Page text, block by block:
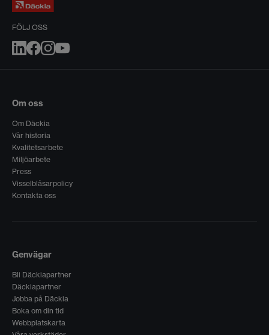
FÖLJ OSS
Om oss
Om Däckia
Vår historia
Kvalitetsarbete
Miljöarbete
Press
Visselblåsarpolicy
Kontakta oss
Genvägar
Bli Däckiapartner
Däckiapartner
Jobba på Däckia
Boka om din tid
Webbplatskarta